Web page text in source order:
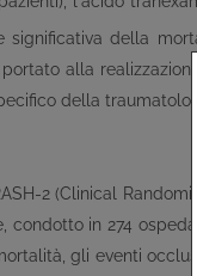
significativa della
alla
della
2 (Clinical
condotto in 274
gli eventi